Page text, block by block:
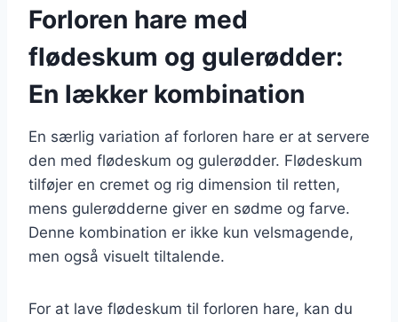
Forloren hare med
flødeskum og gulerødder:
En lækker kombination
En særlig variation af forloren hare er at servere
den med flødeskum og gulerødder. Flødeskum
tilføjer en cremet og rig dimension til retten,
mens gulerødderne giver en sødme og farve.
Denne kombination er ikke kun velsmagende,
men også visuelt tiltalende.
For at lave flødeskum til forloren hare, kan du